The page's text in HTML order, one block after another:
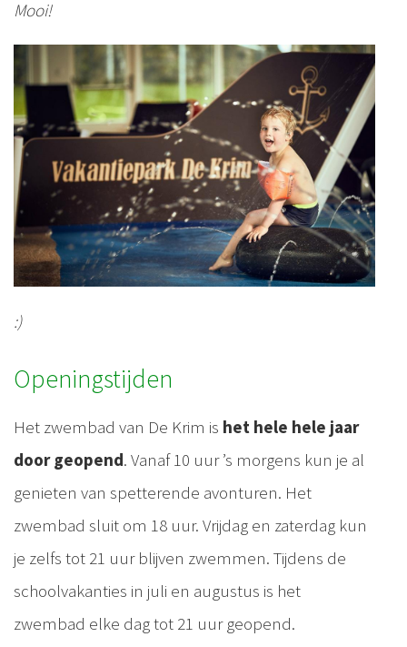
Mooi!
:)
Openingstijden
Het zwembad van De Krim is het hele hele jaar
door geopend. Vanaf 10 uur ’s morgens kun je al
genieten van spetterende avonturen. Het
zwembad sluit om 18 uur. Vrijdag en zaterdag kun
je zelfs tot 21 uur blijven zwemmen. Tijdens de
schoolvakanties in juli en augustus is het
zwembad elke dag tot 21 uur geopend.